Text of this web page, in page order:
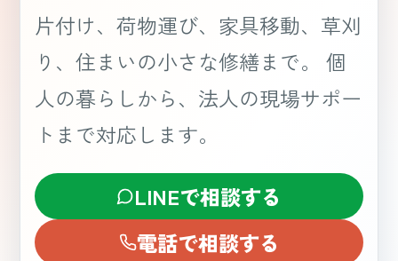
片付け、荷物運び、家具移動、草刈
り、住まいの小さな修繕まで。 個
人の暮らしから、法人の現場サポー
トまで対応します。
LINEで相談する
電話で相談する